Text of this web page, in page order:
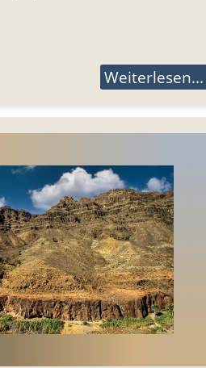
Weiterlesen...